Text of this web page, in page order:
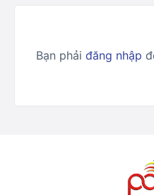
Bạn phải đăng nhập